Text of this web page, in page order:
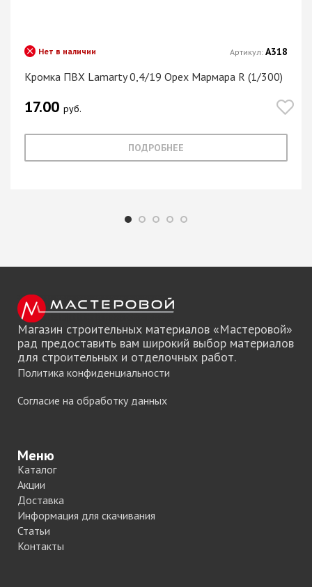
Кромка ПВХ Lamarty 0,4/19 Орех Мармара R (1/300)
Нет в наличии
17.00 руб.
ПОДРОБНЕЕ
Артикул: А318
Магазин строительных материалов «Мастеровой»
рад предоставить вам широкий выбор материалов
для строительных и отделочных работ.
Политика конфиденциальности
Согласие на обработку данных
Меню
Каталог
Акции
Доставка
Информация для скачивания
Статьи
Контакты